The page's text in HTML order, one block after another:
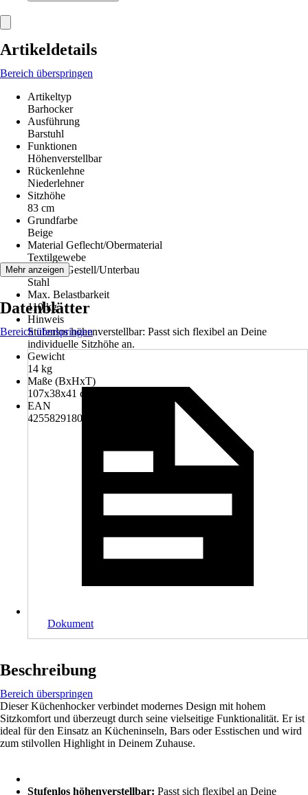
Artikeldetails
Bereich überspringen
Artikeltyp
Barhocker
Ausführung
Barstuhl
Funktionen
Höhenverstellbar
Rückenlehne
Niederlehner
Sitzhöhe
83 cm
Grundfarbe
Beige
Material Geflecht/Obermaterial
Textilgewebe
Material Gestell/Unterbau
Stahl
Max. Belastbarkeit
110 kg
Hinweis
Stufenlos höhenverstellbar: Passt sich flexibel an Deine
individuelle Sitzhöhe an.
Gewicht
14 kg
Maße (BxHxT)
107x38x41 cm
EAN
4255829180235
Mehr anzeigen
Datenblätter
Bereich überspringen
Dokument
Beschreibung
Bereich überspringen
Dieser Küchenhocker verbindet modernes Design mit hohem
Sitzkomfort und überzeugt durch seine vielseitige Funktionalität. Er ist
ideal für den Einsatz an Kücheninseln, Bars oder Esstischen und wird
zum stilvollen Highlight in Deinem Zuhause.
Stufenlos höhenverstellbar: Passt sich flexibel an Deine